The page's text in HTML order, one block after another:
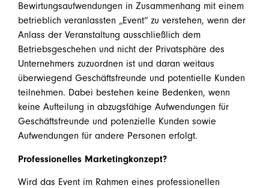
Bewirtungsaufwendungen in Zusammenhang mit einem
betrieblich veranlassten „Event“ zu verstehen, wenn der
Anlass der Veranstaltung ausschließlich dem
Betriebsgeschehen und nicht der Privatsphäre des
Unternehmers zuzuordnen ist und daran weitaus
überwiegend Geschäftsfreunde und potentielle Kunden
teilnehmen. Dabei bestehen keine Bedenken, wenn
keine Aufteilung in abzugsfähige Aufwendungen für
Geschäftsfreunde und potenzielle Kunden sowie
Aufwendungen für andere Personen erfolgt.
Professionelles Marketingkonzept?
Wird das Event im Rahmen eines professionellen